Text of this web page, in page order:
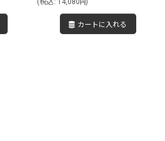
(税込: 14,080円)
カートに入れる